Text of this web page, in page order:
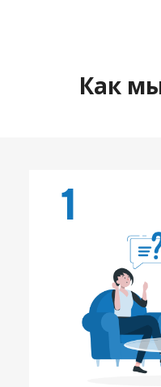
Как
1